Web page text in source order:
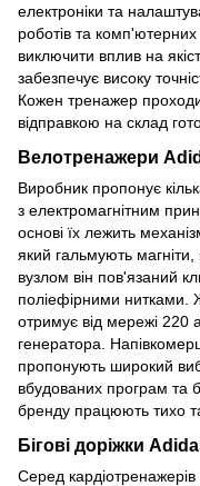
електроніки та
роботів та
виключити вплив на
забезпечує високу
Кожен тренажер
відправкою на склад
Велотренажери
Виробник пропонує
з електромагнітним
основі їх лежить
який гальмують
вузлом він пов'язаний
поліефірними нитками.
отримує від мережі 220
генератора.
пропонують широкий
вбудованих програм та
бренду працюють тихо
Бігові доріжки
Серед